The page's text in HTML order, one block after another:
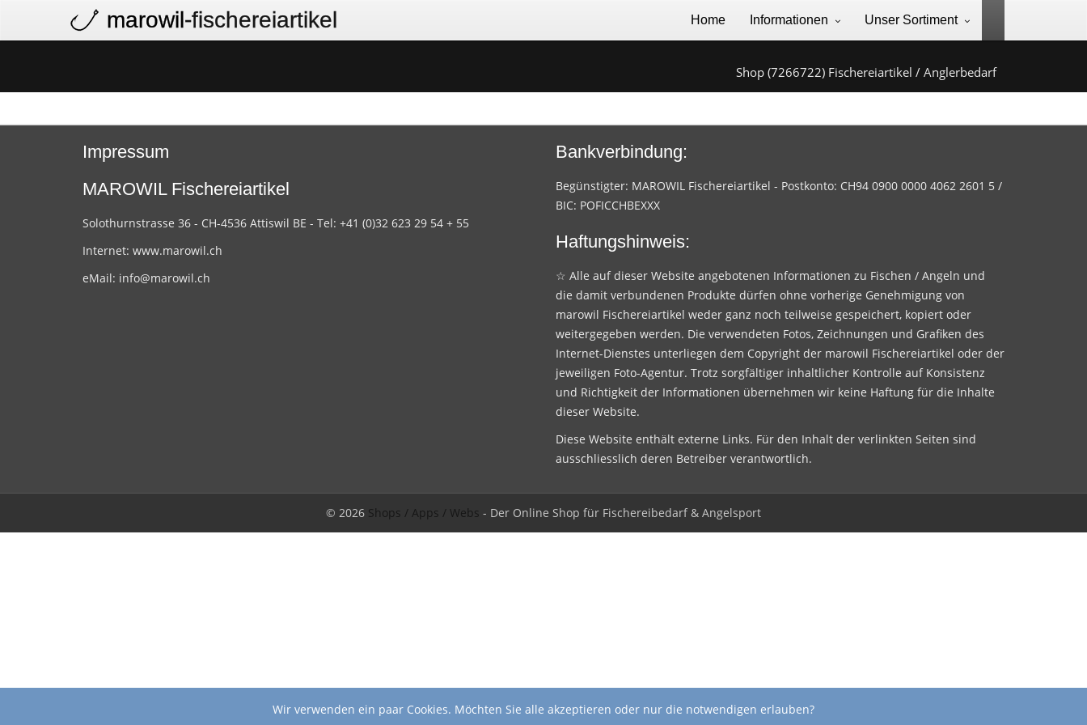
marowil-fischereiartikel Home Informationen Unser Sortiment
Shop (7266722) Fischereiartikel / Anglerbedarf
Impressum
MAROWIL Fischereiartikel
Solothurnstrasse 36 - CH-4536 Attiswil BE - Tel: +41 (0)32 623 29 54 + 55
Internet: www.marowil.ch
eMail: info@marowil.ch
Bankverbindung:
Begünstigter: MAROWIL Fischereiartikel - Postkonto: CH94 0900 0000 4062 2601 5 /
BIC: POFICCHBEXXX
Haftungshinweis:
☆ Alle auf dieser Website angebotenen Informationen zu Fischen / Angeln und
die damit verbundenen Produkte dürfen ohne vorherige Genehmigung von
marowil Fischereiartikel weder ganz noch teilweise gespeichert, kopiert oder
weitergegeben werden. Die verwendeten Fotos, Zeichnungen und Grafiken des
Internet-Dienstes unterliegen dem Copyright der marowil Fischereiartikel oder der
jeweiligen Foto-Agentur. Trotz sorgfältiger inhaltlicher Kontrolle auf Konsistenz
und Richtigkeit der Informationen übernehmen wir keine Haftung für die Inhalte
dieser Website.
Diese Website enthält externe Links. Für den Inhalt der verlinkten Seiten sind
ausschliesslich deren Betreiber verantwortlich.
© 2026 Shops / Apps / Webs - Der Online Shop für Fischereibedarf & Angelsport
Wir verwenden ein paar Cookies. Möchten Sie alle akzeptieren oder nur die notwendigen erlauben?